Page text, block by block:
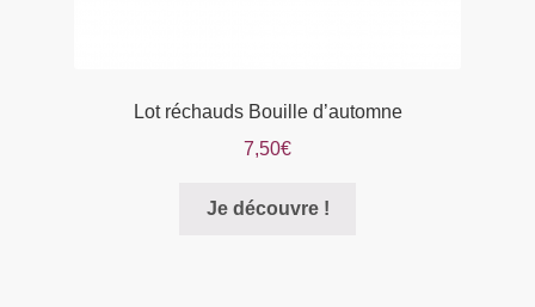
Lot réchauds Bouille d’automne
7,50€
Je découvre !